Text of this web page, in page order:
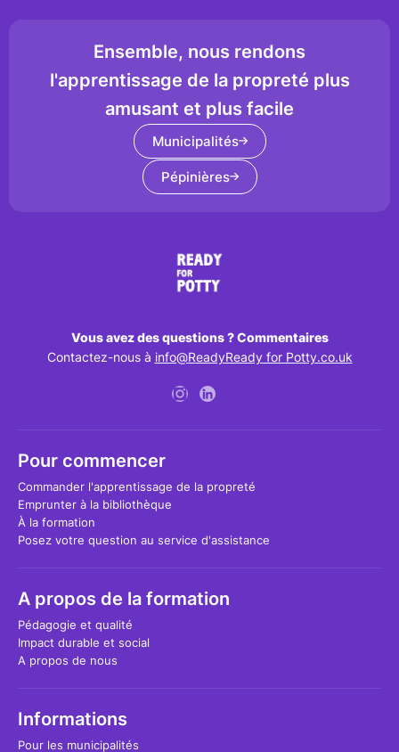
Ensemble, nous rendons
l'apprentissage de la propreté plus
amusant et plus facile
Municipalités
Pépinières
Vous avez des questions ? Commentaires
Contactez-nous à info@ReadyReady for Potty.co.uk
Pour commencer
Commander l'apprentissage de la propreté
Emprunter à la bibliothèque
À la formation
Posez votre question au service d'assistance
A propos de la formation
Pédagogie et qualité
Impact durable et social
A propos de nous
Informations
Pour les municipalités